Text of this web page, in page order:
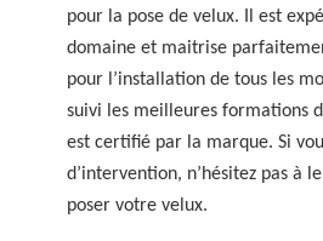
pour la pose de velux. Il est
domaine et maitrise
pour l’installation de tous les
suivi les meilleures formations
est certifié par la marque. Si
d’intervention, n’hésitez pas à
poser votre velux.